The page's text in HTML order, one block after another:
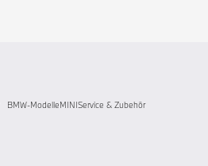
BMW-ModelleMINIService & Zubehör